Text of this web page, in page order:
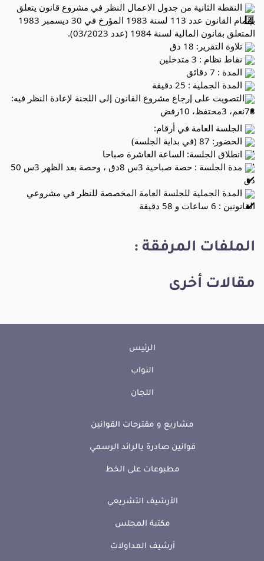
النقطة الثانية من جدول الاعمال النظر في مشروع قانون يتعلق
بإتمام القانون عدد 113 لسنة 1983 المؤرخ في 30 ديسمبر 1983
المتعلق بقانون المالية لسنة 1984 (عدد 03/2023).
تلاوة التقرير: 18 دق
نقاط نظام : 3 متدخلين
المدة : 7 دقائق
المدة الجملية : 25 دقيقة
التصويت على إرجاع مشروع القانون إلى اللجنة لإعادة النظر فيه:
78نعم، 3محتفظ، 10رفض
الجلسة العامة في أرقام:
الحضور: 87 (في بداية الجلسة)
انطلاق الجلسة: الساعة العاشرة صباحا
مدة الجلسة : حصة صباحية 3س 8دق ، وحصة بعد الظهر 3س 50
دق
المدة الجملية للجلسة العامة المخصصة للنظر في مشروعي
القانونين : 6 ساعات و 58 دقيقة
الملفات المرفقة :
مقالات أخرى
الرئيس
النواب
اللجان
مشاريع و مقترحات القوانين
قوانين صادرة بالرائد الرسمي
مطبوعات على الخط
الأرشيف التشريعي
مكتبة المجلس
أرشيف المداولات